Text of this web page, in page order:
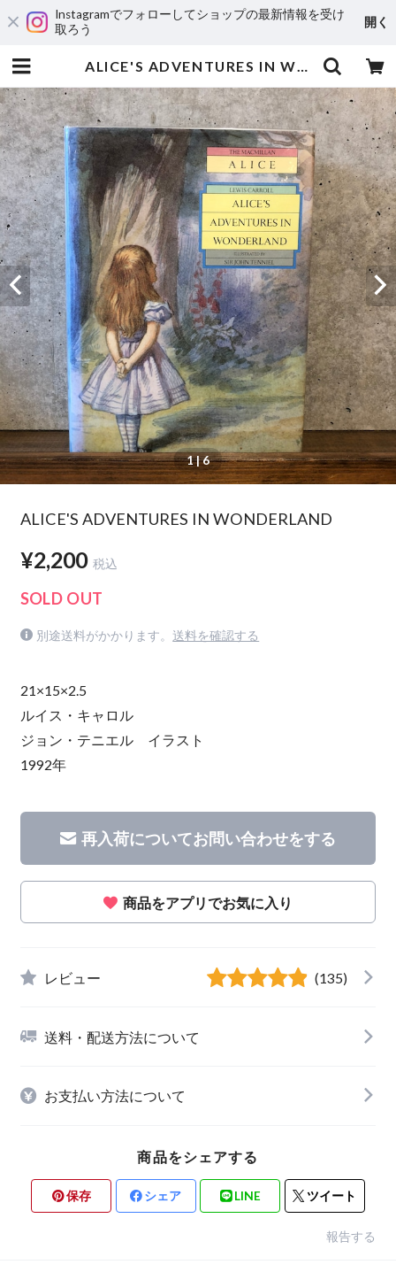
Instagramでフォローしてショップの最新情報を受け
取ろう
開く
ALICE'S ADVENTURES IN WONDERLAND | maintent
1| 6
ALICE'S ADVENTURES IN WONDERLAND
¥2,200 税込
SOLD OUT
別途送料がかかります。 送料を確認する
21×15×2.5
ルイス・キャロル
ジョン・テニエル イラスト
1992年
再入荷についてお問い合わせをする
商品をアプリでお気に入り
レビュー (135)
送料・配送方法について
お支払い方法について
商品をシェアする
保存 シェア LINE ツイート
報告する